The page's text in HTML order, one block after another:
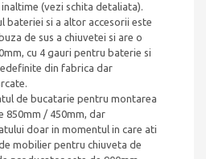
(vezi schita detaliata).
bateriei si a altor accesorii este
de sus a chiuvetei si are o
cu 4 gauri pentru baterie si
din fabrica dar
de bucatarie pentru montarea
850mm / 450mm, dar
doar in momentul in care ati
mobilier pentru chiuveta de